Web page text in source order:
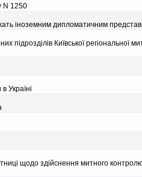
N 1250
iноземним дипломатичним
пiдроздiлiв Київської регiональної
Українi
щодо здiйснення митного